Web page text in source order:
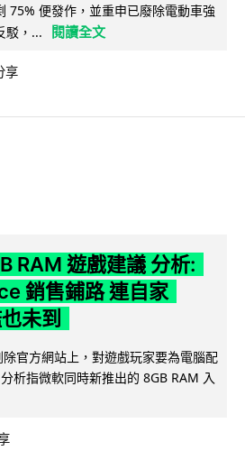
75% 便發作，並重申已廢除電動車強
駁，...
閱讀全文
享
RAM 遊戲建議 分析:
銷售鋪路 連自家
未到
官方網站上，對遊戲玩家要為電腦配
析指微軟同時新推出的 8GB RAM 入